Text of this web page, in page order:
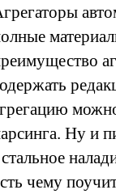
Ну и
чему